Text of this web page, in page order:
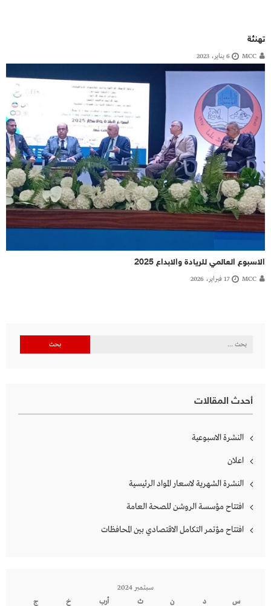
تهنئة
MCC 6 يناير، 2023
الاسبوع العالمي للريادة والابداع 2025
MCC 17 فبراير، 2026
البحث
أحدث المقالات
النشرة الاسبوعية
اعلان
النشرة الشهرية لاسعار المواد الرئيسية
افتتاح مؤسسة الروشن للصحة العامة
افتتاح مؤتمر التكامل الاقتصادي بين المحافظات
سبتمبر 2024
س
د ن ث أرب خ ج